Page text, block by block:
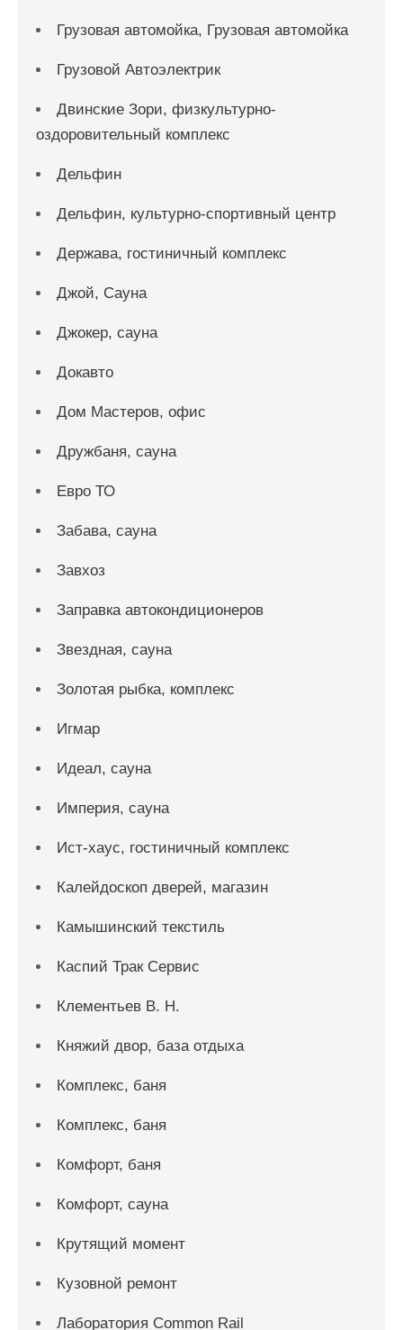
Грузовая автомойка, Грузовая автомойка
Грузовой Автоэлектрик
Двинские Зори, физкультурно-
оздоровительный комплекс
Дельфин
Дельфин, культурно-спортивный центр
Держава, гостиничный комплекс
Джой, Сауна
Джокер, сауна
Докавто
Дом Мастеров, офис
Дружбаня, сауна
Евро ТО
Забава, сауна
Завхоз
Заправка автокондиционеров
Звездная, сауна
Золотая рыбка, комплекс
Игмар
Идеал, сауна
Империя, сауна
Ист-хаус, гостиничный комплекс
Калейдоскоп дверей, магазин
Камышинский текстиль
Каспий Трак Сервис
Клементьев В. Н.
Княжий двор, база отдыха
Комплекс, баня
Комплекс, баня
Комфорт, баня
Комфорт, сауна
Крутящий момент
Кузовной ремонт
Лаборатория Common Rail